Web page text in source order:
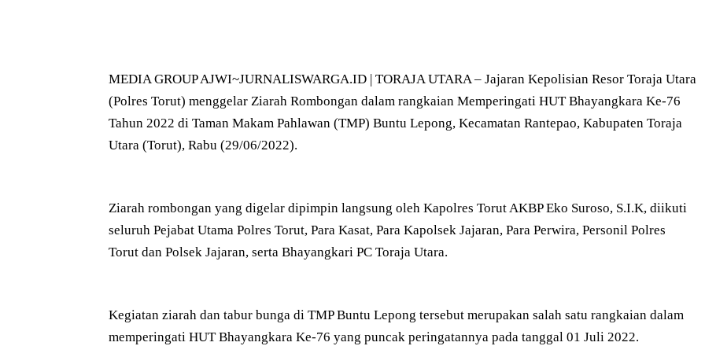
MEDIA GROUP AJWI~JURNALISWARGA.ID | TORAJA UTARA – Jajaran Kepolisian Resor Toraja Utara
(Polres Torut) menggelar Ziarah Rombongan dalam rangkaian Memperingati HUT Bhayangkara Ke-76
Tahun 2022 di Taman Makam Pahlawan (TMP) Buntu Lepong, Kecamatan Rantepao, Kabupaten Toraja
Utara (Torut), Rabu (29/06/2022).
Ziarah rombongan yang digelar dipimpin langsung oleh Kapolres Torut AKBP Eko Suroso, S.I.K, diikuti
seluruh Pejabat Utama Polres Torut, Para Kasat, Para Kapolsek Jajaran, Para Perwira, Personil Polres
Torut dan Polsek Jajaran, serta Bhayangkari PC Toraja Utara.
Kegiatan ziarah dan tabur bunga di TMP Buntu Lepong tersebut merupakan salah satu rangkaian dalam
memperingati HUT Bhayangkara Ke-76 yang puncak peringatannya pada tanggal 01 Juli 2022.